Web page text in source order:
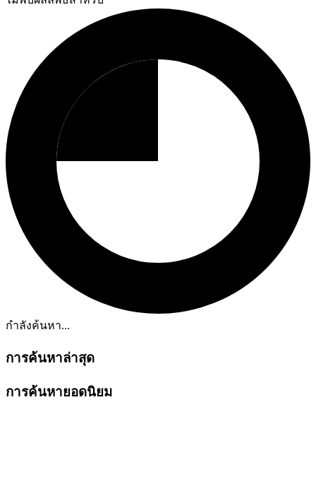
กำลังค้นหา...
การค้นหาล่าสุด
การค้นหายอดนิยม